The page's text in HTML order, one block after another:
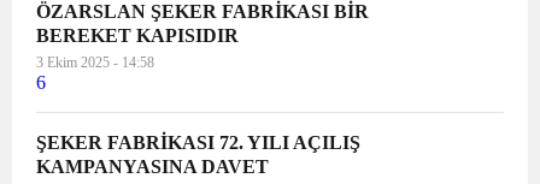
ÖZARSLAN ŞEKER FABRİKASI BİR
BEREKET KAPISIDIR
3 Ekim 2025 - 14:58
6
ŞEKER FABRİKASI 72. YILI AÇILIŞ
KAMPANYASINA DAVET